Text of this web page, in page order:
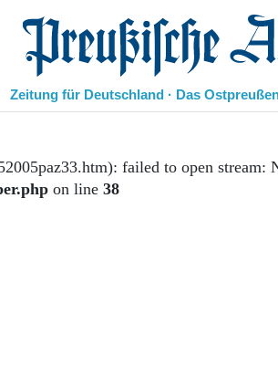
Preußische Allgemeine Zeitung
Zeitung für Deutschland · Das
Kultur
failed to open
on line 38